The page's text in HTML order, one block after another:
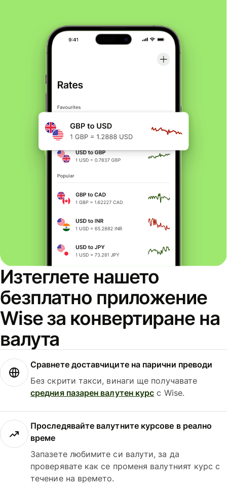
Изтеглете нашето
безплатно приложение
Wise за конвертиране на
валута
Сравнете доставчиците на парични преводи
Без скрити такси, винаги ще получавате
средния пазарен валутен курс с Wise.
Проследявайте валутните курсове в реално
време
Запазете любимите си валути, за да
проверявате как се променя валутният курс с
течение на времето.